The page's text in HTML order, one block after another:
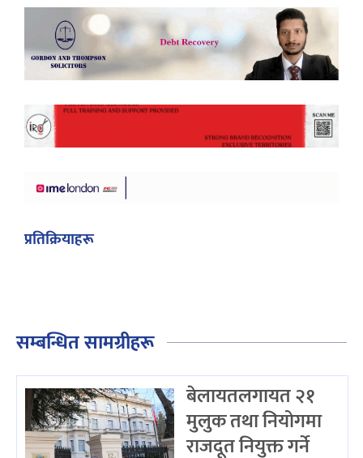
प्रतिक्रियाहरू
सम्बन्धित सामग्रीहरू
बेलायतलगायत २१
मुलुक तथा नियोगमा
राजदूत नियुक्त गर्ने